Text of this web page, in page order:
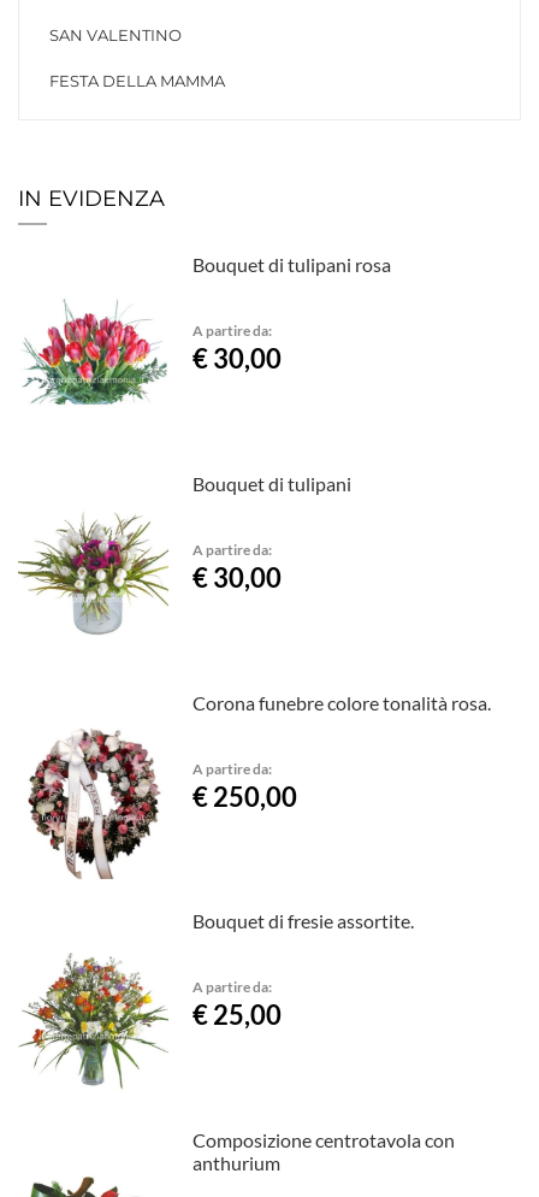
SAN VALENTINO
FESTA DELLA MAMMA
IN EVIDENZA
Bouquet di tulipani rosa
A partire da:
€ 30,00
Bouquet di tulipani
A partire da:
€ 30,00
Corona funebre colore tonalità rosa.
A partire da:
€ 250,00
Bouquet di fresie assortite.
A partire da:
€ 25,00
Composizione centrotavola con
anthurium